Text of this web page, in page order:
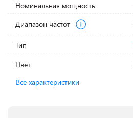
Номинальная мощность
Диапазон частот
Тип
Цвет
Все характеристики